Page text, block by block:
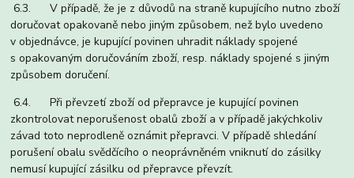
6.3. V případě, že je z důvodů na straně kupujícího nutno zboží
doručovat opakovaně nebo jiným způsobem, než bylo uvedeno
v objednávce, je kupující povinen uhradit náklady spojené
s opakovaným doručováním zboží, resp. náklady spojené s jiným
způsobem doručení.
6.4. Při převzetí zboží od přepravce je kupující povinen
zkontrolovat neporušenost obalů zboží a v případě jakýchkoliv
závad toto neprodleně oznámit přepravci. V případě shledání
porušení obalu svědčícího o neoprávněném vniknutí do zásilky
nemusí kupující zásilku od přepravce převzít.